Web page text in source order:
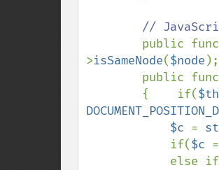
//
public
>isSameNode($node
public
        {    if(
$c =
            if(
$c
else